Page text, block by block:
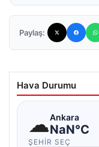
Paylaş:
Hava Durumu
☁Ankara
NaN°C
ŞEHIR SEÇ